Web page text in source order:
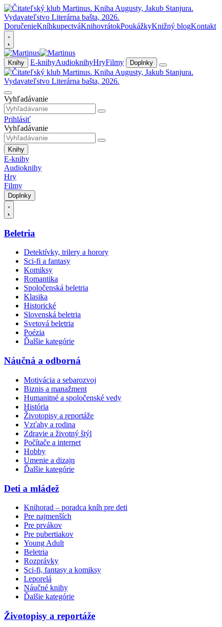
DoručenieKníhkupectváKnihovrátokPoukážkyKnižný blogKontakt
Knihy E-knihyAudioknihyHryFilmy Doplnky
Vyhľadávanie
Prihlásiť
Vyhľadávanie
Knihy
E-knihy
Audioknihy
Hry
Filmy
Doplnky
Beletria
Detektívky, trilery a horory
Sci-fi a fantasy
Komiksy
Romantika
Spoločenská beletria
Klasika
Historické
Slovenská beletria
Svetová beletria
Poézia
Ďalšie kategórie
Náučná a odborná
Motivácia a sebarozvoj
Biznis a manažment
Humanitné a spoločenské vedy
História
Životopisy a reportáže
Vzťahy a rodina
Zdravie a životný štýl
Počítače a internet
Hobby
Umenie a dizajn
Ďalšie kategórie
Deti a mládež
Knihorad – poradca kníh pre deti
Pre najmenších
Pre prvákov
Pre pubertiakov
Young Adult
Beletria
Rozprávky
Sci-fi, fantasy a komiksy
Leporelá
Náučné knihy
Ďalšie kategórie
Životopisy a reportáže